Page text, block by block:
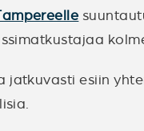
jatkuvasti esiin